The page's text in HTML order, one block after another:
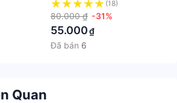
bánh xe phát ra âm thanh
vui nhộn, đèn lồng đồ chơi
cho bé
(18)
80.000 ₫ -31%
55.000₫
Đã bán 6
Quan